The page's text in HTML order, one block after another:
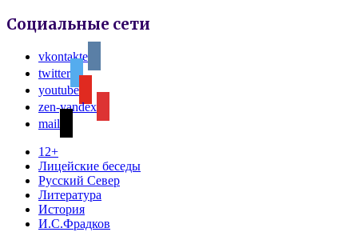
Социальные сети
vkontakte
twitter
youtube
zen-yandex
mail
12+
Лицейские беседы
Русский Север
Литература
История
И.С.Фрадков